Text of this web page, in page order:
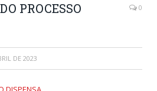
PROCESSO
0
DE 2023